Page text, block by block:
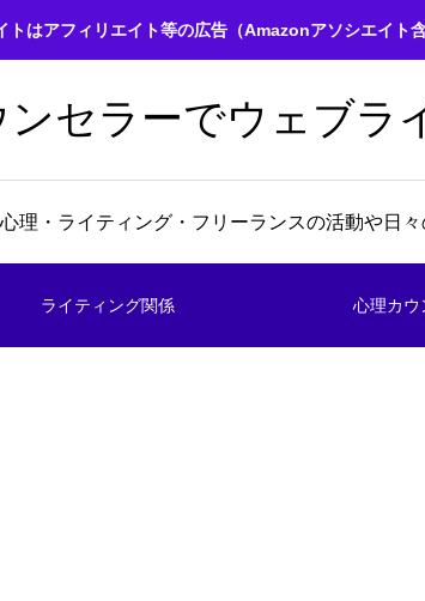
はアフィリエイト等の広告（Amazonアソシエイト含
ンセラーでウェブラ
理・ライティング・フリーランスの活動や日
ライティング関係 心理カウ